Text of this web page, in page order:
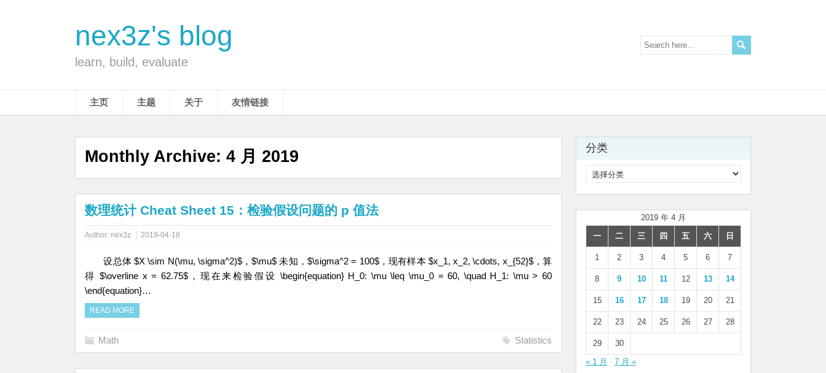
nex3z's blog
learn, build, evaluate
主页 主题 关于 友情链接
Monthly Archive: 4 月 2019
数理统计 Cheat Sheet 15：检验假设问题的 p 值法
Author: nex3z 2019-04-18
设总体 $X \sim N(\mu, \sigma^2)$，$\mu$ 未知，$\sigma^2 = 100$，现有样本 $x_1, x_2, \cdots, x_{52}$，算
得 $\overline x = 62.75$，现在来检验假设 \begin{equation} H_0: \mu \leq \mu_0 = 60, \quad H_1: \mu > 60
\end{equation}…
READ MORE
Math Statistics
分类
类
2019 年 4 月
一
二 三 四 五 六 日
1 2 3 4 5 6 7
8 9 10 11 12 13 14
15 16 17 18 19 20 21
22 23 24 25 26 27 28
29
30
« 1 月
7 月 »